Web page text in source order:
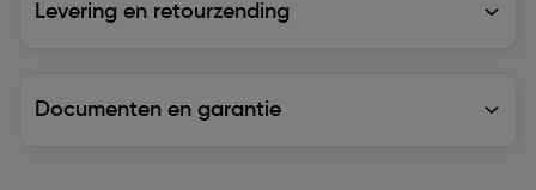
Levering en retourzending
Documenten en garantie